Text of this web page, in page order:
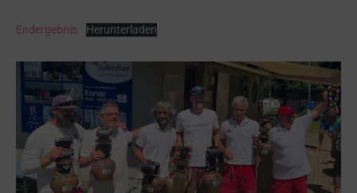
Endergebnis Herunterladen